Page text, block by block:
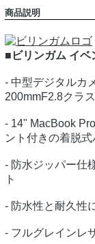
商品説明
■ビリンガム イベ
- 中型デジタルカ
200mmF2.8クラ
- 14" MacBook
ント付きの着脱
- 防水ジッパー仕
ト
- 防水性と耐久性
- フルグレインレ